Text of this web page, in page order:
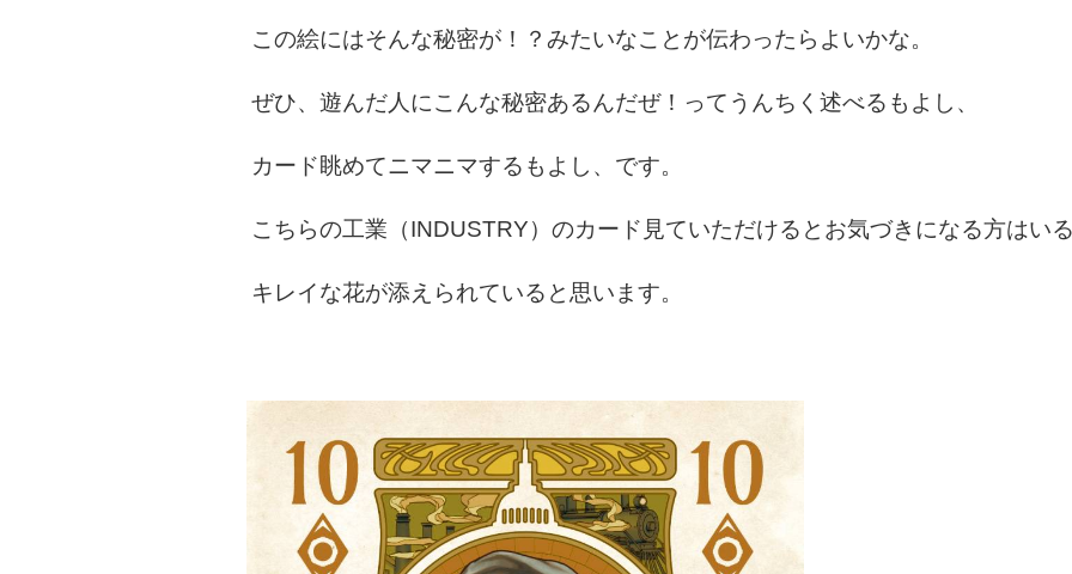
この絵にはそんな秘密が！？みたいなことが伝わったらよいかな。
ぜひ、遊んだ人にこんな秘密あるんだぜ！ってうんちく述べるもよし、
カード眺めてニマニマするもよし、です。
こちらの工業（INDUSTRY）のカード見ていただけるとお気づきになる方はい
キレイな花が添えられていると思います。